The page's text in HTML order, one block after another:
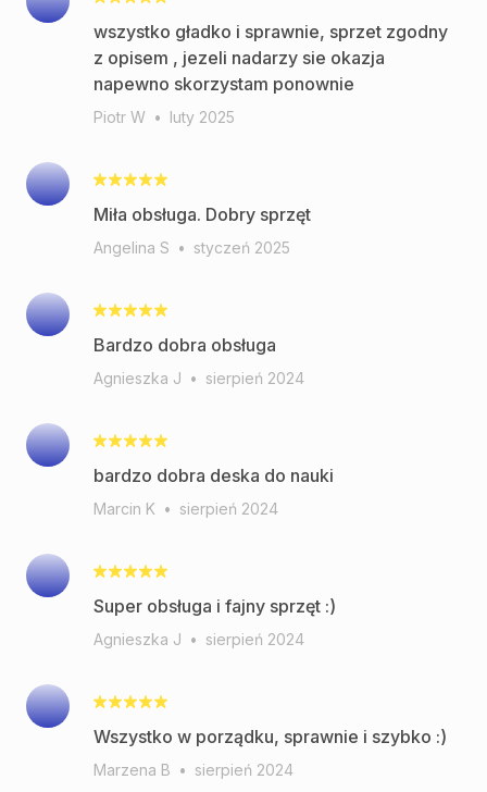
wszystko gładko i sprawnie, sprzet zgodny
z opisem , jezeli nadarzy sie okazja
napewno skorzystam ponownie
Piotr W • luty 2025
Miła obsługa. Dobry sprzęt
Angelina S • styczeń 2025
Bardzo dobra obsługa
Agnieszka J • sierpień 2024
bardzo dobra deska do nauki
Marcin K • sierpień 2024
Super obsługa i fajny sprzęt :)
Agnieszka J • sierpień 2024
Wszystko w porządku, sprawnie i szybko :)
Marzena B • sierpień 2024